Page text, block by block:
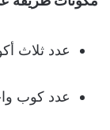
عدد ثلاث
عدد كوب